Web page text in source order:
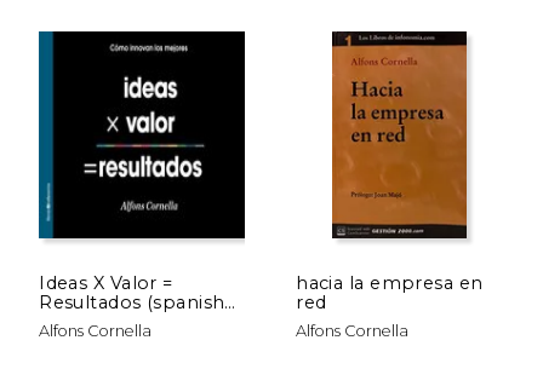
Ideas X Valor =
Resultados (spanish
Edition)
Alfons Cornella
hacia la empresa en
red
Alfons Cornella